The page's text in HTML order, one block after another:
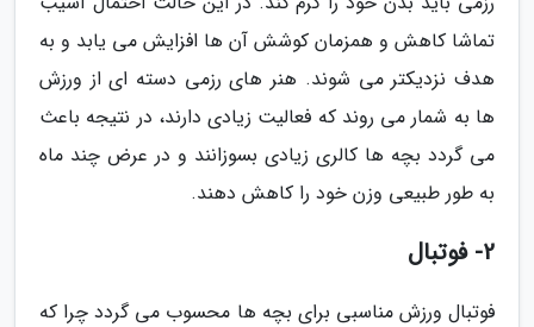
تماشا کاهش و همزمان کوشش آن ها افزایش می یابد و به
هدف نزدیکتر می شوند. هنر های رزمی دسته ای از ورزش
ها به شمار می روند که فعالیت زیادی دارند، در نتیجه باعث
می گردد بچه ها کالری زیادی بسوزانند و در عرض چند ماه
به طور طبیعی وزن خود را کاهش دهند.
2- فوتبال
فوتبال ورزش مناسبی برای بچه ها محسوب می گردد چرا که